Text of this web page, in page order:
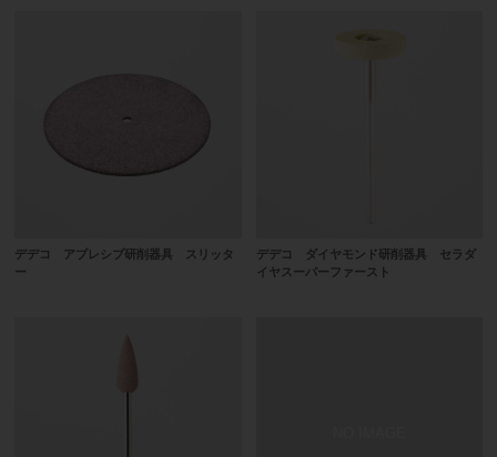
デデコ アブレシブ研削器具 スリッタ
ー
デデコ ダイヤモンド研削器具 セラダ
イヤスーパーファースト